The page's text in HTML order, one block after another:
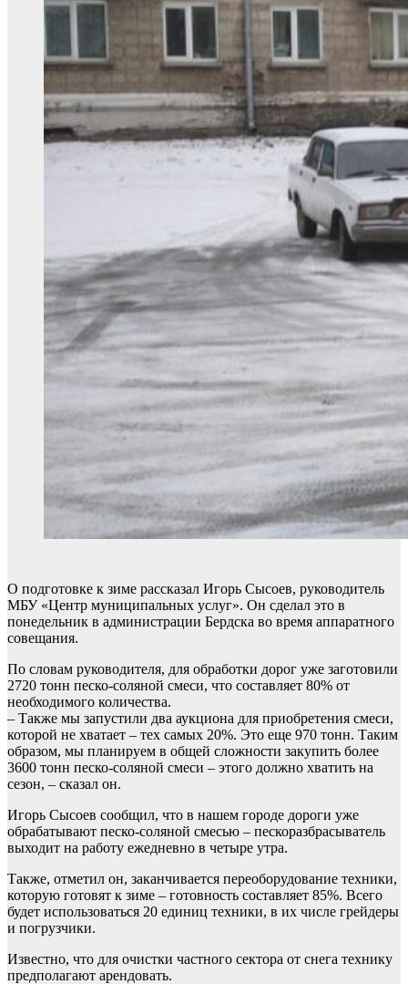
О подготовке к зиме рассказал Игорь Сысоев, руководитель
МБУ «Центр муниципальных услуг». Он сделал это в
понедельник в администрации Бердска во время аппаратного
совещания.
По словам руководителя, для обработки дорог уже заготовили
2720 тонн песко-соляной смеси, что составляет 80% от
необходимого количества.
– Также мы запустили два аукциона для приобретения смеси,
которой не хватает – тех самых 20%. Это еще 970 тонн. Таким
образом, мы планируем в общей сложности закупить более
3600 тонн песко-соляной смеси – этого должно хватить на
сезон, – сказал он.
Игорь Сысоев сообщил, что в нашем городе дороги уже
обрабатывают песко-соляной смесью – пескоразбрасыватель
выходит на работу ежедневно в четыре утра.
Также, отметил он, заканчивается переоборудование техники,
которую готовят к зиме – готовность составляет 85%. Всего
будет использоваться 20 единиц техники, в их числе грейдеры
и погрузчики.
Известно, что для очистки частного сектора от снега технику
предполагают арендовать.